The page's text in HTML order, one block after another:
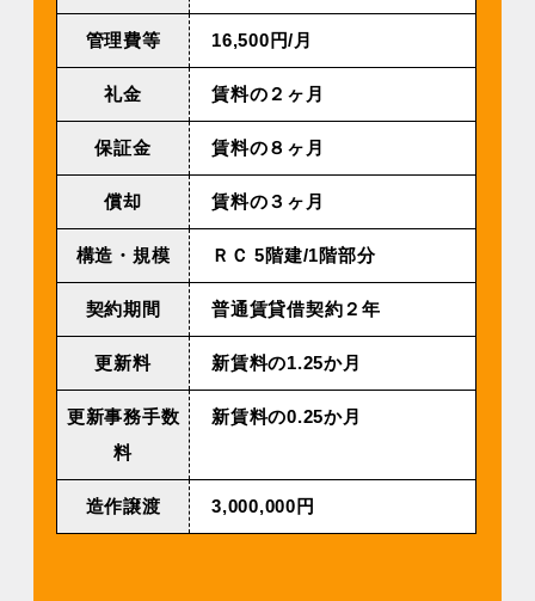
管理費等 16,500円/⽉
礼金 賃料の２ヶ月
保証金 賃料の８ヶ月
償却 賃料の３ヶ月
構造・規模 ＲＣ 5階建/1階部分
契約期間 普通賃貸借契約２年
更新料 新賃料の1.25か月
更新事務手数
料
新賃料の0.25か月
造作譲渡 3,000,000円